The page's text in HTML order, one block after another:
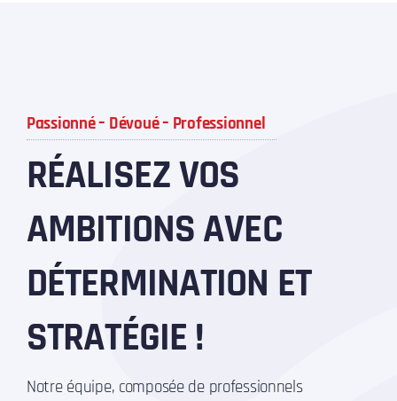
Passionné – Dévoué – Professionnel
RÉALISEZ VOS
AMBITIONS AVEC
DÉTERMINATION ET
STRATÉGIE !
Notre équipe, composée de professionnels